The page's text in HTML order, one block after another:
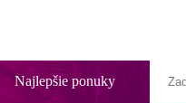
Najlepšie ponuky